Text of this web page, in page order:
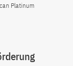
Platinum